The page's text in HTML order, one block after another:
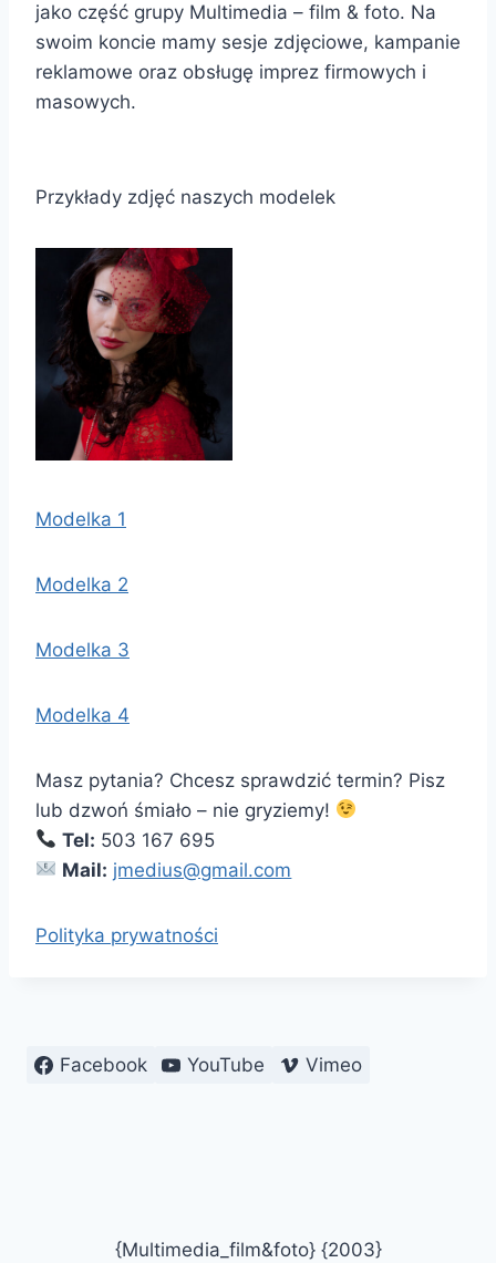
jako część grupy Multimedia – film & foto. Na
swoim koncie mamy sesje zdjęciowe, kampanie
reklamowe oraz obsługę imprez firmowych i
masowych.
Przykłady zdjęć naszych modelek
Modelka 1
Modelka 2
Modelka 3
Modelka 4
Masz pytania? Chcesz sprawdzić termin? Pisz
lub dzwoń śmiało – nie gryziemy!
Tel: 503 167 695
Mail: jmedius@gmail.com
Polityka prywatności
Facebook YouTube Vimeo
{Multimedia_film&foto} {2003}